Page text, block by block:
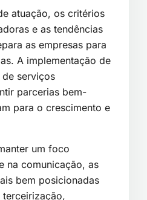
atuação, os critérios
e as tendências
as empresas para
A implementação de
serviços
parcerias bem-
para o crescimento e
um foco
na comunicação, as
bem posicionadas